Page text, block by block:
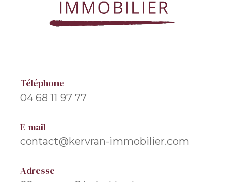
Téléphone
04 68 11 97 77
E-mail
contact@kervran-immobilier.com
Adresse